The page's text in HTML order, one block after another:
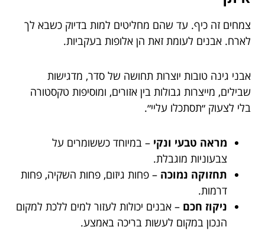
צמחים זה כיף. עד שהם מחליטים למות בדיוק כשבא לך
לארח. אבנים לעומת זאת הן אלופות בעקביות.
אבני גינה טובות יוצרות תחושה של סדר, מדגישות
שבילים, מייצרות גבולות בין אזורים, ומוסיפות טקסטורה
בלי לצעוק ״תסתכלו עליי״.
מראה טבעי ונקי – במיוחד כששומרים על
צבעוניות מוגבלת.
תחזוקה נמוכה – פחות גיזום, פחות השקיה, פחות
דרמות.
ניקוז חכם – אבנים יכולות לעזור למים ללכת למקום
הנכון במקום לעשות בריכה באמצע.